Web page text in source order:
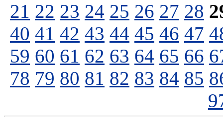
21 22 23 24 25 26 27 28
40 41 42 43 44 45 46 47
59 60 61 62 63 64 65 66
78 79 80 81 82 83 84 85